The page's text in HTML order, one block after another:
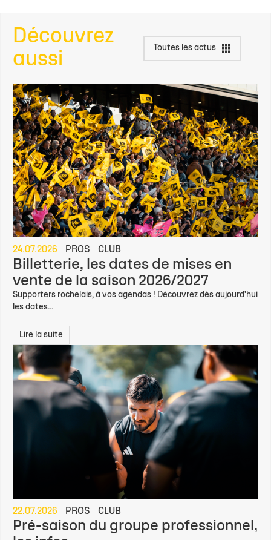
Découvrez
aussi
Toutes les actus
24.07.2026 PROS CLUB
Billetterie, les dates de mises en
vente de la saison 2026/2027
Supporters rochelais, à vos agendas ! Découvrez dès aujourd'hui
les dates...
Lire la suite
22.07.2026 PROS CLUB
Pré-saison du groupe professionnel,